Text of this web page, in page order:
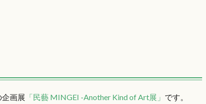
画展 「民藝 MINGEI -Another Kind of Art展」 です。